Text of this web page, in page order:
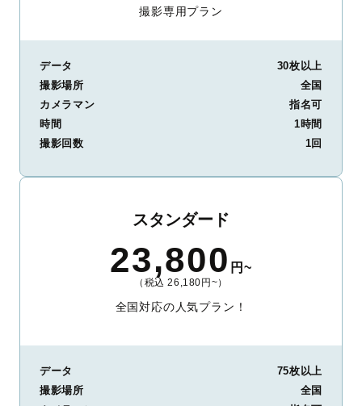
撮影専用プラン
データ
30枚以上
撮影場所
全国
カメラマン
指名可
時間
1時間
撮影回数
1回
スタンダード
23,800 円~
（税込 26,180円~）
全国対応の人気プラン！
データ
75枚以上
撮影場所
全国